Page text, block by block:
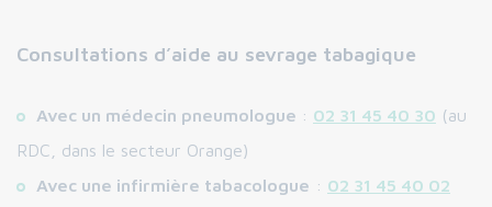
Consultations d’aide au sevrage tabagique
Avec un médecin pneumologue : 02 31 45 40 30 (au
RDC, dans le secteur Orange)
Avec une infirmière tabacologue : 02 31 45 40 02